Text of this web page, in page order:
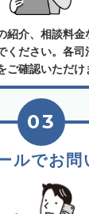
紹介、相談料
ください。各
確認いただけ
ルでお問
03